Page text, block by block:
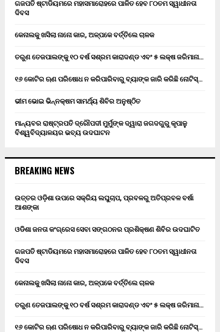
ଗଜପତି ଷ୍ଟାଡିୟମରେ ମହାସମାରୋହରେ ପାଳିତ ହେବ ୮୦ତମ ସ୍ୱାଧୀନତା
ଦିବସ
କେନାଲକୁ ଖସିଲା ନାନୋ କାର, ଅଳ୍ପକେ ବର୍ତ୍ତିଲେ ଚାଳକ
ତରୁଣ ତେଜପାଲଙ୍କୁ ୧୦ ବର୍ଷ ସଶ୍ରମ କାରାଦଣ୍ଡ ଏବଂ ₹୫ ଲକ୍ଷ ଜରିମାନା…
୧୬ କୋଟିର ଋଣ ପରିଷୋଧ ନ କରିପାରିବାରୁ ବ୍ୟାଙ୍କ ଜାରି କରିଛି ନୋଟିସ୍…
ଭୀମ ଭୋଇ ଭିନ୍ନକ୍ଷମ ସାମର୍ଥ୍ୟ ଶିବିର ଅନୁଷ୍ଠିତ
ମାନ୍ୟବର ରାଷ୍ଟ୍ରପତି ଦ୍ରୌପଦୀ ମୁର୍ମୁଙ୍କ ଦ୍ୱାରା ଜଗଦଗୁରୁ କୃପାଳୁ
ବିଶ୍ୱବିଦ୍ୟାଳୟର ଭବ୍ୟ ଉଦଘାଟନ
BREAKING NEWS
ଉତ୍ତର ଓଡ଼ିଶା ଉପରେ ସକ୍ରିୟ ଲଘୁଚାପ, ପ୍ରବଳରୁ ଅତିପ୍ରବଳ ବର୍ଷା
ଆଶଙ୍କା
ଓଡିଶା ଜନତା କଂଗ୍ରେସ ସେବା ସଙ୍ଗଠନର ପ୍ରଶିକ୍ଷଣ ଶିବିର ଉଦଘାଟିତ
ଗଜପତି ଷ୍ଟାଡିୟମରେ ମହାସମାରୋହରେ ପାଳିତ ହେବ ୮୦ତମ ସ୍ୱାଧୀନତା
ଦିବସ
କେନାଲକୁ ଖସିଲା ନାନୋ କାର, ଅଳ୍ପକେ ବର୍ତ୍ତିଲେ ଚାଳକ
ତରୁଣ ତେଜପାଲଙ୍କୁ ୧୦ ବର୍ଷ ସଶ୍ରମ କାରାଦଣ୍ଡ ଏବଂ ₹୫ ଲକ୍ଷ ଜରିମାନା…
୧୬ କୋଟିର ଋଣ ପରିଷୋଧ ନ କରିପାରିବାରୁ ବ୍ୟାଙ୍କ ଜାରି କରିଛି ନୋଟିସ୍…